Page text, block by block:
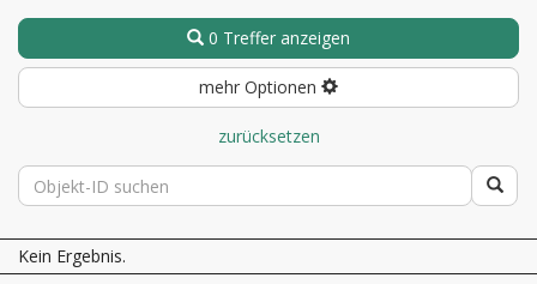
0 Treffer anzeigen
mehr Optionen
zurücksetzen
Kein Ergebnis.